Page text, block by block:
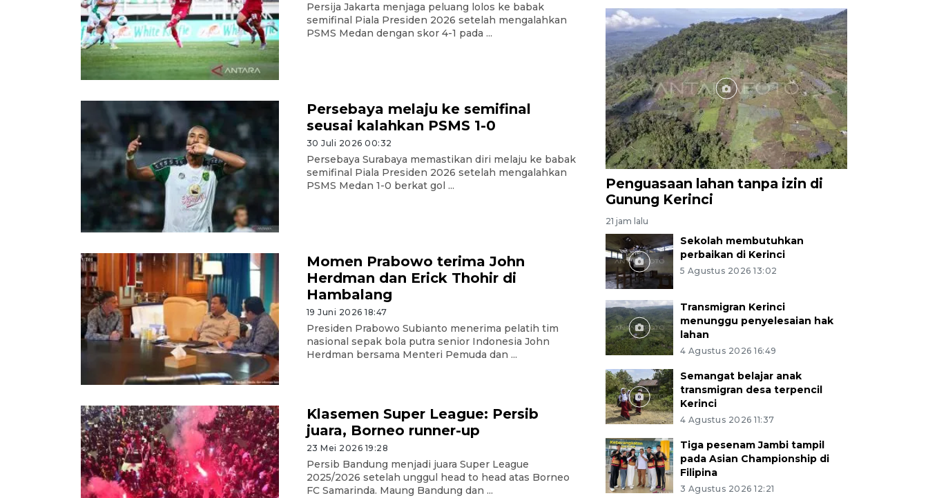
Persija Jakarta menjaga peluang lolos ke babak
semifinal Piala Presiden 2026 setelah mengalahkan
PSMS Medan dengan skor 4-1 pada ...
Persebaya melaju ke semifinal
seusai kalahkan PSMS 1-0
30 Juli 2026 00:32
Persebaya Surabaya memastikan diri melaju ke babak
semifinal Piala Presiden 2026 setelah mengalahkan
PSMS Medan 1-0 berkat gol ...
Momen Prabowo terima John
Herdman dan Erick Thohir di
Hambalang
19 Juni 2026 18:47
Presiden Prabowo Subianto menerima pelatih tim
nasional sepak bola putra senior Indonesia John
Herdman bersama Menteri Pemuda dan ...
Klasemen Super League: Persib
juara, Borneo runner-up
23 Mei 2026 19:28
Persib Bandung menjadi juara Super League
2025/2026 setelah unggul head to head atas Borneo
FC Samarinda. Maung Bandung dan ...
Penguasaan lahan tanpa izin di
Gunung Kerinci
21 jam lalu
Sekolah membutuhkan
perbaikan di Kerinci
5 Agustus 2026 13:02
Transmigran Kerinci
menunggu penyelesaian hak
lahan
4 Agustus 2026 16:49
Semangat belajar anak
transmigran desa terpencil
Kerinci
4 Agustus 2026 11:37
Tiga pesenam Jambi tampil
pada Asian Championship di
Filipina
3 Agustus 2026 12:21